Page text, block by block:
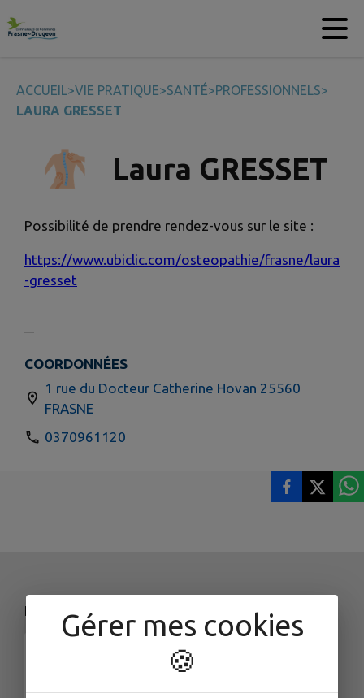
Contenu
ACCUEIL>VIE PRATIQUE>SANTÉ>PROFESSIONNELS>
LAURA GRESSET
Laura GRESSET
Possibilité de prendre rendez-vous sur le site :
https://www.ubiclic.com/osteopathie/frasne/laura
-gresset
COORDONNÉES
1 rue du Docteur Catherine Hovan 25560
FRASNE
0370961120
NOS COORDONNÉES
Gérer mes cookies
🍪